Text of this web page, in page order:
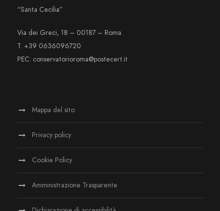
“Santa Cecilia”
Via dei Greci, 18 – 00187 – Roma
T. +39 0636096720
PEC: conservatorioroma@postecert.it
Mappa del sito
Privacy policy
Cookie Policy
Amministrazione Trasparente